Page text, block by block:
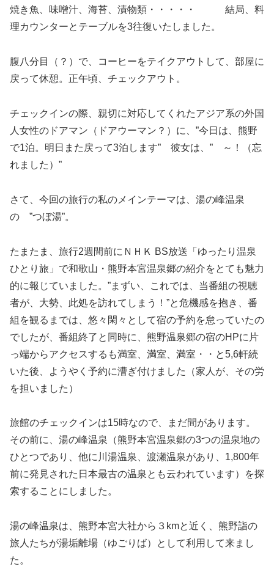
焼き魚、味噌汁、海苔、漬物類・・・・・ 結局、料
理カウンターとテーブルを3往復いたしました。
腹八分目（？）で、コーヒーをテイクアウトして、部屋に
戻って休憩。正午頃、チェックアウト。
チェックインの際、親切に対応してくれたアジア系の外国
人女性のドアマン（ドアウーマン？）に、”今日は、熊野
で1泊。明日また戻って3泊します” 彼女は、” ～！（忘
れました）”
さて、今回の旅行の私のメインテーマは、湯の峰温泉
の ”つぼ湯”。
たまたま、旅行2週間前にＮＨＫ BS放送「ゆったり温泉
ひとり旅」で和歌山・熊野本宮温泉郷の紹介をとても魅力
的に報じていました。”まずい、これでは、当番組の視聴
者が、大勢、此処を訪れてしまう！”と危機感を抱き、番
組を観るまでは、悠々閑々として宿の予約を怠っていたの
でしたが、番組終了と同時に、熊野温泉郷の宿のHPに片
っ端からアクセスするも満室、満室、満室・・と5,6軒続
いた後、ようやく予約に漕ぎ付けました（家人が、その労
を担いました）
旅館のチェックインは15時なので、まだ間があります。
その前に、湯の峰温泉（熊野本宮温泉郷の3つの温泉地の
ひとつであり、他に川湯温泉、渡瀬温泉があり、1,800年
前に発見された日本最古の温泉とも云われています）を探
索することにしました。
湯の峰温泉は、熊野本宮大社から３kmと近く、熊野詣の
旅人たちが湯垢離場（ゆごりば）として利用して来まし
た。